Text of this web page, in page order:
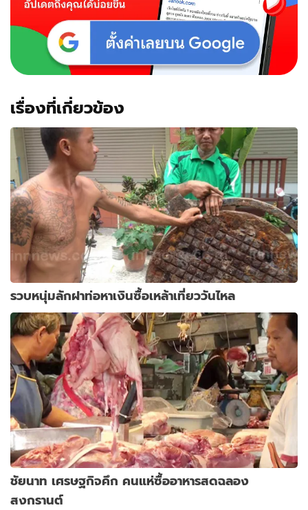
เรื่องที่เกี่ยวข้อง
รวบหนุ่มลักฝาท่อหาเงินซื้อเหล้าเที่ยววันไหล
ชัยนาท เศรษฐกิจคึก คนแห่ซื้ออาหารสดฉลอง
สงกรานต์